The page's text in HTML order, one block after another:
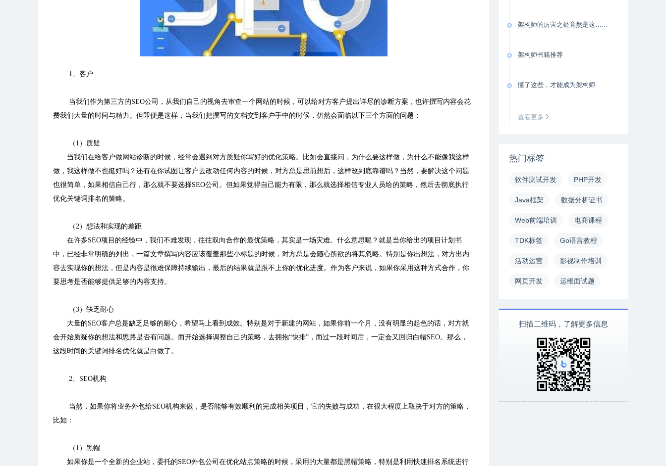
1、客户
当我们作为第三方的SEO公司，从我们自己的视角去审查一个网站的时候，可以给对方客户提出详尽的诊断方案，也许撰写内容会花
费我们大量的时间与精力。但即便是这样，当我们把撰写的文档交到客户手中的时候，仍然会面临以下三个方面的问题：
（1）质疑
当我们在给客户做网站诊断的时候，经常会遇到对方质疑你写好的优化策略。比如会直接问，为什么要这样做，为什么不能像我这样
做，我这样做不也挺好吗？还有在你试图让客户去改动任何内容的时候，对方总是思前想后，这样改到底靠谱吗？当然，要解决这个问题
也很简单，如果相信自己行，那么就不要选择SEO公司。但如果觉得自己能力有限，那么就选择相信专业人员给的策略，然后去彻底执行
优化关键词排名的策略。
（2）想法和实现的差距
在许多SEO项目的经验中，我们不难发现，往往双向合作的最优策略，其实是一场灾难。什么意思呢？就是当你给出的项目计划书
中，已经非常明确的列出，一篇文章撰写内容应该覆盖那些小标题的时候，对方总是会随心所欲的将其忽略。特别是你出想法，对方出内
容去实现你的想法，但是内容是很难保障持续输出，最后的结果就是跟不上你的优化进度。作为客户来说，如果你采用这种方式合作，你
要思考是否能够提供足够的内容支持。
（3）缺乏耐心
大量的SEO客户总是缺乏足够的耐心，希望马上看到成效。特别是对于新建的网站，如果你前一个月，没有明显的起色的话，对方就
会开始质疑你的想法和思路是否有问题。而开始选择调整自己的策略，去拥抱“快排”，而过一段时间后，一定会又回归白帽SEO。那么，
这段时间的关键词排名优化就是白做了。
2、SEO机构
当然，如果你将业务外包给SEO机构来做，是否能够有效顺利的完成相关项目，它的失败与成功，在很大程度上取决于对方的策略，
比如：
（1）黑帽
如果你是一个全新的企业站，委托的SEO外包公司在优化站点策略的时候，采用的大量都是黑帽策略，特别是利用快速排名系统进行
架构师的厉害之处竟然是这……
架构师书籍推荐
懂了这些，才能成为架构师
查看更多
热门标签
软件测试开发 PHP开发
Java框架 数据分析证书
Web前端培训 电商课程
TDK标签 Go语言教程
活动运营 影视制作培训
网页开发 运维面试题
扫描二维码，了解更多信息